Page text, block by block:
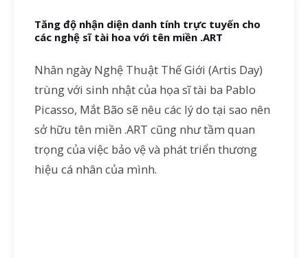
Tăng độ nhận diện danh tính trực tuyến cho
các nghệ sĩ tài hoa với tên miền .ART
Nhân ngày Nghệ Thuật Thế Giới (Artis Day)
trùng với sinh nhật của họa sĩ tài ba Pablo
Picasso, Mắt Bão sẽ nêu các lý do tại sao nên
sở hữu tên miền .ART cũng như tầm quan
trọng của việc bảo vệ và phát triển thương
hiệu cá nhân của mình.